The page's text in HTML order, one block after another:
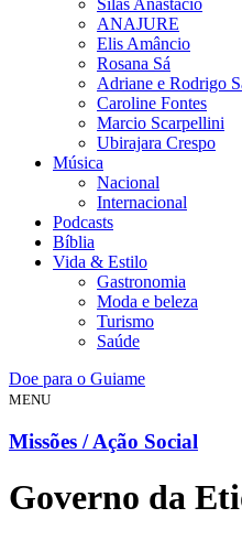
Silas Anastácio
ANAJURE
Elis Amâncio
Rosana Sá
Adriane e Rodrigo
Caroline Fontes
Marcio Scarpellini
Ubirajara Crespo
Música
Nacional
Internacional
Podcasts
Bíblia
Vida & Estilo
Gastronomia
Moda e beleza
Turismo
Saúde
Doe para o Guiame
MENU
Missões / Ação Social
Governo da